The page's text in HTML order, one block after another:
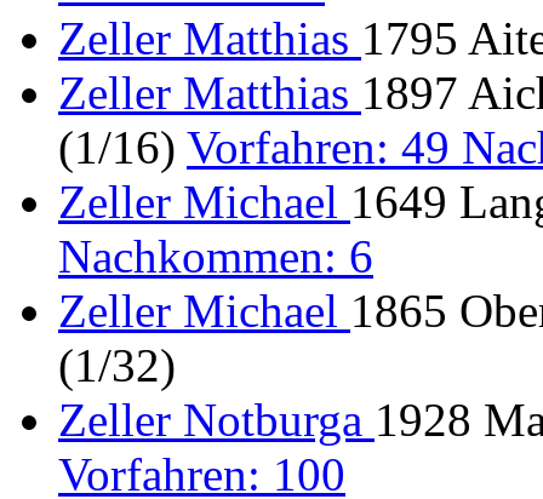
Zeller Matthias 1795
Zeller Matthias 1897
(1/16) Vorfahren: 49
Zeller Michael 1649
Nachkommen: 6
Zeller Michael 1865
(1/32)
Zeller Notburga 1928
Vorfahren: 100